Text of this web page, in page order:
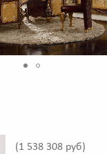
(1 538 308 руб)